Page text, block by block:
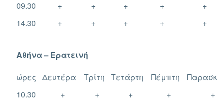
09.30
+ + + +
+
14.30
+ + + + +
Αθήνα – Ερατεινή
ώρες Δευτέρα Τρίτη Τετάρτη Πέμπτη
10.30
+ + + +
+